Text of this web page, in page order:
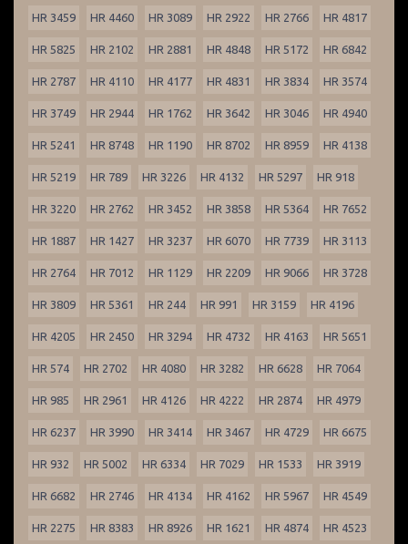
HR 3459 HR 4460 HR 3089 HR 2922 HR 2766 HR 4817
HR 5825 HR 2102 HR 2881 HR 4848 HR 5172 HR 6842
HR 2787 HR 4110 HR 4177 HR 4831 HR 3834 HR 3574
HR 3749 HR 2944 HR 1762 HR 3642 HR 3046 HR 4940
HR 5241 HR 8748 HR 1190 HR 8702 HR 8959 HR 4138
HR 5219 HR 789 HR 3226 HR 4132 HR 5297 HR 918
HR 3220 HR 2762 HR 3452 HR 3858 HR 5364 HR 7652
HR 1887 HR 1427 HR 3237 HR 6070 HR 7739 HR 3113
HR 2764 HR 7012 HR 1129 HR 2209 HR 9066 HR 3728
HR 3809 HR 5361 HR 244 HR 991 HR 3159 HR 4196
HR 4205 HR 2450 HR 3294 HR 4732 HR 4163 HR 5651
HR 574 HR 2702 HR 4080 HR 3282 HR 6628 HR 7064
HR 985 HR 2961 HR 4126 HR 4222 HR 2874 HR 4979
HR 6237 HR 3990 HR 3414 HR 3467 HR 4729 HR 6675
HR 932 HR 5002 HR 6334 HR 7029 HR 1533 HR 3919
HR 6682 HR 2746 HR 4134 HR 4162 HR 5967 HR 4549
HR 2275 HR 8383 HR 8926 HR 1621 HR 4874 HR 4523